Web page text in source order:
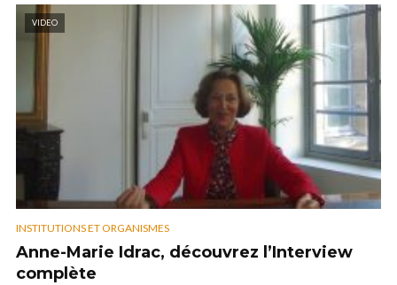
VIDEO
INSTITUTIONS ET ORGANISMES
Anne-Marie Idrac, découvrez l’Interview
complète